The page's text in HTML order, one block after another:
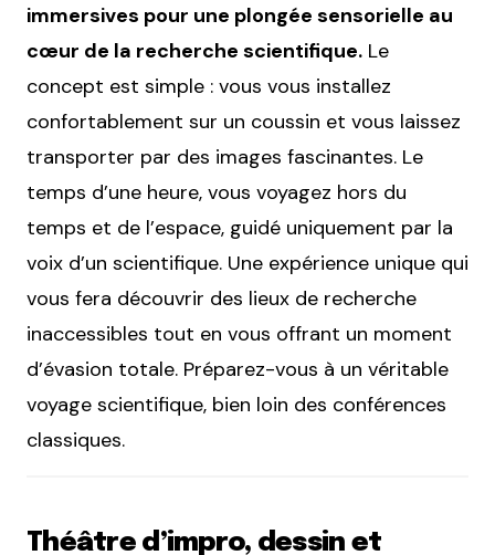
immersives pour une plongée sensorielle au
cœur de la recherche scientifique. Le
concept est simple : vous vous installez
confortablement sur un coussin et vous laissez
transporter par des images fascinantes. Le
temps d’une heure, vous voyagez hors du
temps et de l’espace, guidé uniquement par la
voix d’un scientifique. Une expérience unique qui
vous fera découvrir des lieux de recherche
inaccessibles tout en vous offrant un moment
d’évasion totale. Préparez-vous à un véritable
voyage scientifique, bien loin des conférences
classiques.
Théâtre d’impro, dessin et